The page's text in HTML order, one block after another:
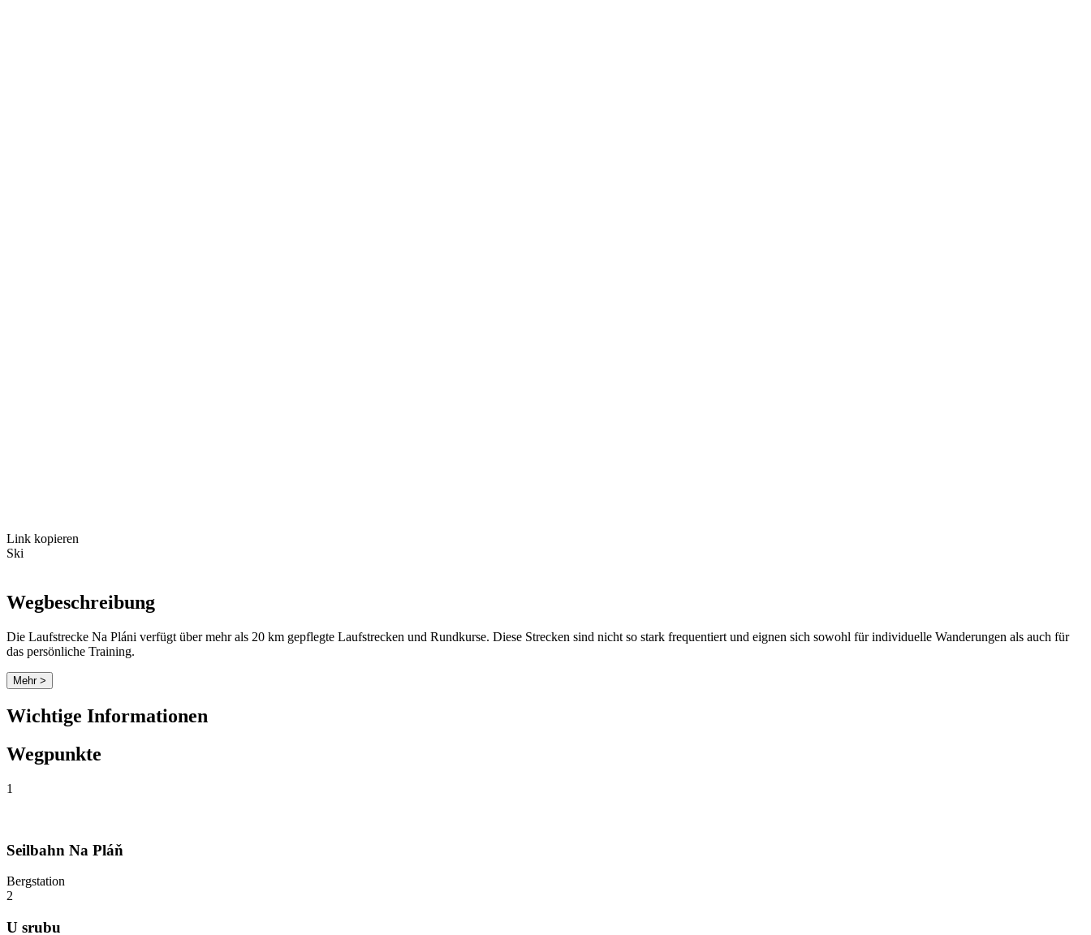
Link kopieren
Ski
Wegbeschreibung
Die Laufstrecke Na Pláni verfügt über mehr als 20 km gepflegte Laufstrecken und Rundkurse. Diese Strecken sind nicht so stark frequentiert und eignen sich sowohl für individuelle Wanderungen als auch für
das persönliche Training.
Mehr >
Wichtige Informationen
Wegpunkte
1
Seilbahn Na Pláň
Bergstation
2
U srubu